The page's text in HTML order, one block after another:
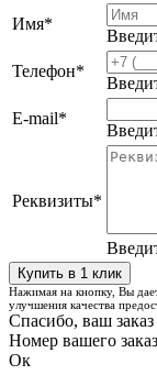
Имя*
Телефон*
E-mail*
Реквизиты*
Нажимая на кнопку, Вы
улучшения качества
Спасибо, ваш
Номер вашего
Ок